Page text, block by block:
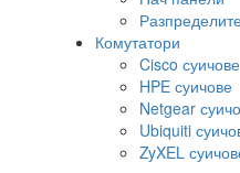
Комутатори
Cisco суичове
HPE суичове
Netgear
Ubiquiti
ZyXEL